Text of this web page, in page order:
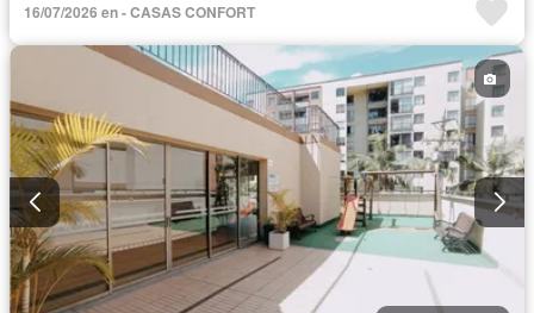
Vista panorámica
Seguridad privada
16/07/2026 en - CASAS CONFORT